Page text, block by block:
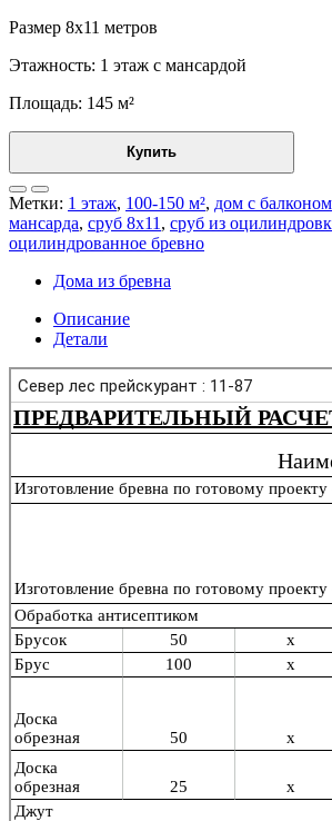
Размер 8х11 метров
Этажность: 1 этаж с мансардой
Площадь: 145 м²
Купить
Метки: 1 этаж, 100-150 м², дом с балконом
мансарда, сруб 8x11 , сруб из
оцилиндрованное бревно
Дома из бревна
Описание
Детали